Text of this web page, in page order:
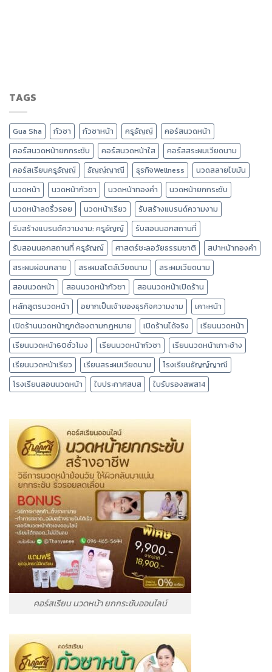
TAGS
Gua Sha กัวซา กัวซาหน้า ครูธัญญ์
คอร์สนวดหน้า
คอร์สนวดหน้ายกกระชับ
คอร์สนวดหน้าใส
คอร์สสระผมเวียดนาม
คอร์สเรียนครูธัญญ์
ธัญญ์ญาณี ธุรกิจWellness
นวดสลายไขมัน
นวดหน้า
นวดหน้ากัวซา นวดหน้าทองคำ
นวดหน้ายกกระชับ
นวดหน้าลดริ้วรอย
นวดหน้าเรียว
รับสร้างแบรนด์ความงาม
รับสร้างแบรนด์ความงาม: ครูธัญญ์
รับสอนนอกสถานที่
รับสอนนอกสถานที่ ครูธัญญ์
ศาสตร์ชะลอวัยธรรมชาติ
สปาหน้าทองคำ
สระผมผ่อนคลาย
สระผมสไตล์เวียดนาม
สระผมเวียดนาม
สอนนวดหน้า
สอนนวดหน้ากัวซา
สอนนวดหน้าเปิดร้าน
หลักสูตรนวดหน้า
อยากเป็นเจ้าของธุรกิจความงาม
เคาะหน้า
เปิดร้านนวดหน้าถูกต้องตามกฎหมาย
เปิดร้านได้จริง
เรียนนวดหน้า
เรียนนวดหน้า60ชั่วโมง
เรียนนวดหน้ากัวซา
เรียนนวดหน้าเกาะช้าง
เรียนนวดหน้าเรียว
เรียนสระผมเวียดนาม
โรงเรียนธัญญ์ญาณี
โรงเรียนสอนนวดหน้า
ใบประกาศสบส ใบรับรองสพส14
คอร์สเรียน นวดหน้า ยกกระชับออนไลน์